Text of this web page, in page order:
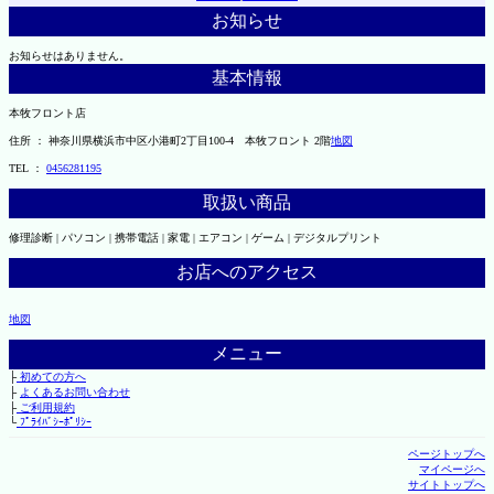
お知らせ
お知らせはありません。
基本情報
本牧フロント店
住所 ： 神奈川県横浜市中区小港町2丁目100-4 本牧フロント 2階地図
TEL ： 0456281195
取扱い商品
修理診断 | パソコン | 携帯電話 | 家電 | エアコン | ゲーム | デジタルプリント
お店へのアクセス
地図
メニュー
├初めての方へ
├ よくあるお問い合わせ
├ご利用規約
└ﾌﾟﾗｲﾊﾞｼｰﾎﾟﾘｼｰ
ページトップへ
マイページへ
サイトトップへ